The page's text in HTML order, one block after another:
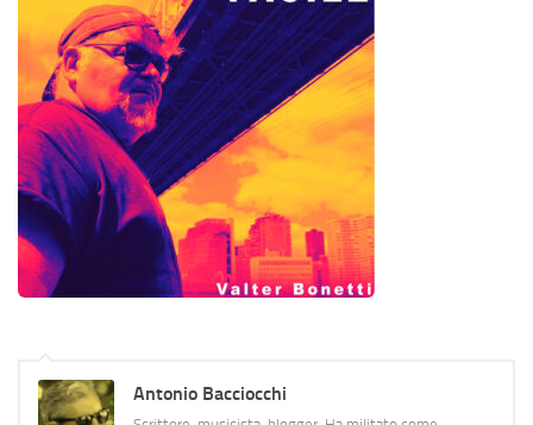
Antonio Bacciocchi